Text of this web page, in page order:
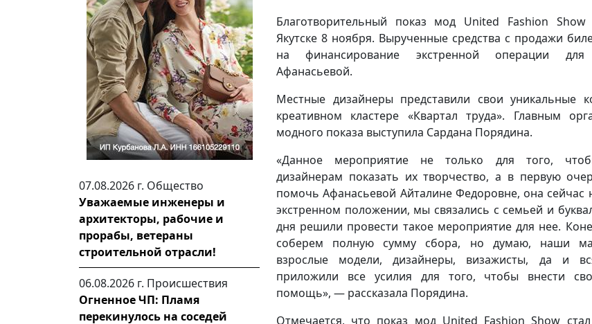
07.08.2026 г. Общество
Уважаемые инженеры и
архитекторы, рабочие и
прорабы, ветераны
строительной отрасли!
06.08.2026 г. Происшествия
Огненное ЧП: Пламя
перекинулось на соседей
Благотворительный показ мод United Fashion
Якутске 8 ноября. Вырученные средства с продажи
на финансирование экстренной операции для
Афанасьевой.
Местные дизайнеры представили свои уникальные
креативном кластере «Квартал труда». Главным
модного показа выступила Сардана Порядина.
«Данное мероприятие не только для того,
дизайнерам показать их творчество, а в первую
помочь Афанасьевой Айталине Федоровне, она сейчас
экстренном положении, мы связались с семьей и
дня решили провести такое мероприятие для нее.
соберем полную сумму сбора, но думаю, наши
взрослые модели, дизайнеры, визажисты, да и
приложили все усилия для того, чтобы внести
помощь», — рассказала Порядина.
Отмечается, что показ мод United Fashion Show